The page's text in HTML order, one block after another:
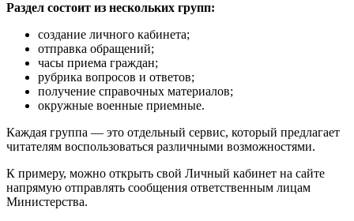
Раздел состоит из нескольких групп:
создание личного кабинета;
отправка обращений;
часы приема граждан;
рубрика вопросов и ответов;
получение справочных материалов;
окружные военные приемные.
Каждая группа — это отдельный сервис, который предлагает
читателям воспользоваться различными возможностями.
К примеру, можно открыть свой Личный кабинет на сайте
напрямую отправлять сообщения ответственным лицам
Министерства.